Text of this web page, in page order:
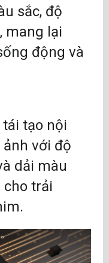
sắc, độ
mang lại
động và
tạo nội
với độ
dải màu
cho trải